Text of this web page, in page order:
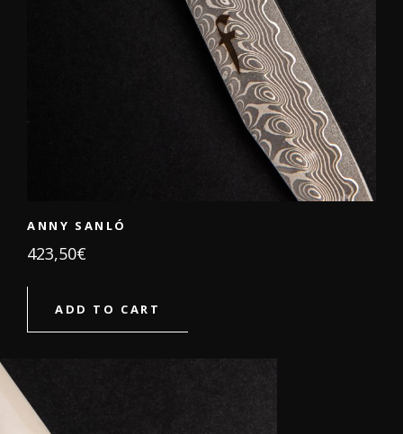
ANNY SANLÓ
423,50€
ADD TO CART